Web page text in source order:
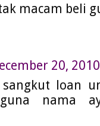
macam beli
20, 2010
loan
nama